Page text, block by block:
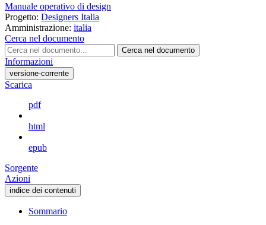
Manuale operativo di design
Progetto: Designers Italia
Amministrazione: italia
Cerca nel documento
Cerca nel documento
Informazioni
versione-corrente
Scarica
pdf
html
epub
Sorgente
Azioni
indice dei contenuti
Sommario